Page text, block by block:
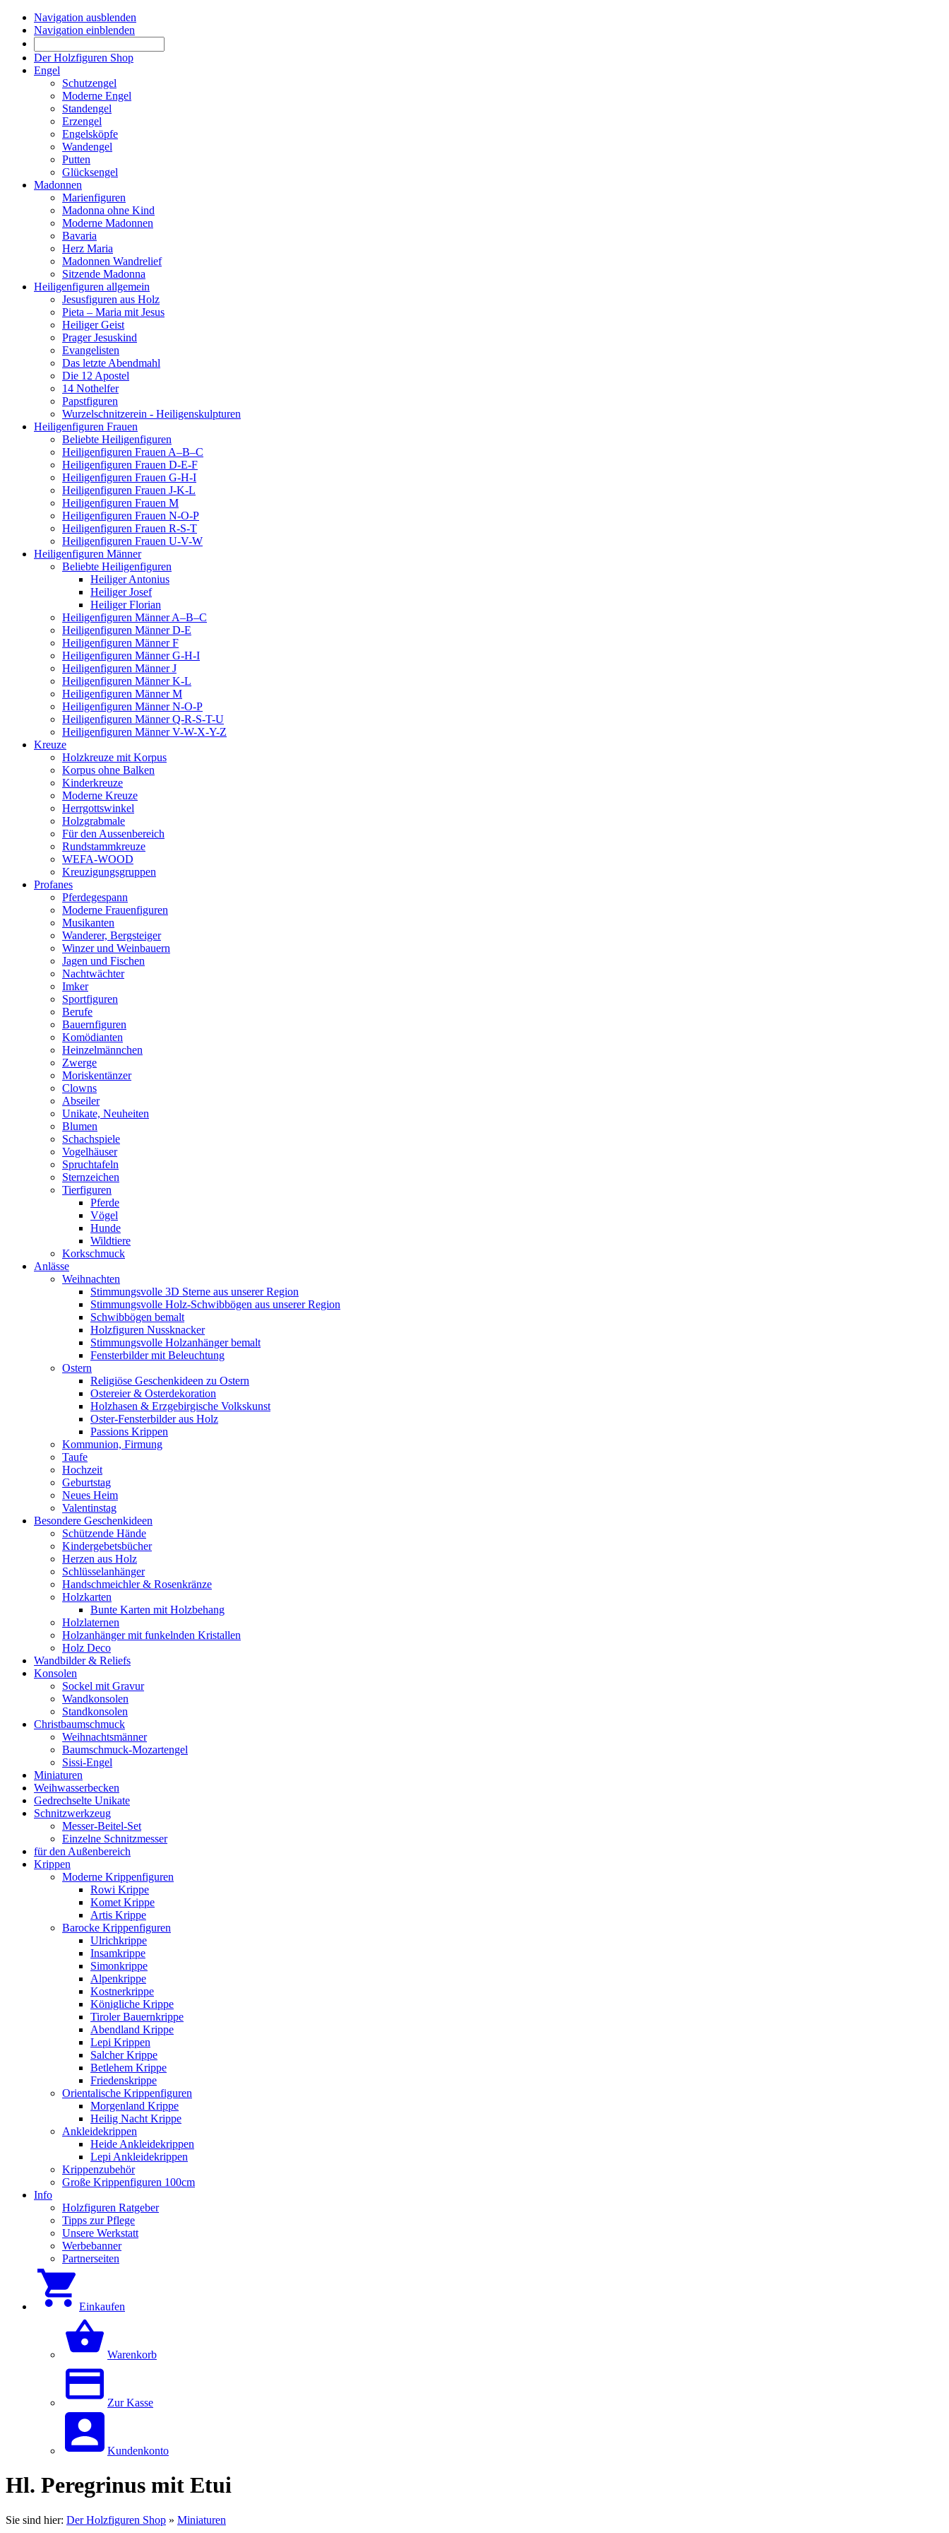
Navigation ausblenden
Navigation einblenden
Der Holzfiguren Shop
Engel
Schutzengel
Moderne Engel
Standengel
Erzengel
Engelsköpfe
Wandengel
Putten
Glücksengel
Madonnen
Marienfiguren
Madonna ohne Kind
Moderne Madonnen
Bavaria
Herz Maria
Madonnen Wandrelief
Sitzende Madonna
Heiligenfiguren allgemein
Jesusfiguren aus Holz
Pieta – Maria mit Jesus
Heiliger Geist
Prager Jesuskind
Evangelisten
Das letzte Abendmahl
Die 12 Apostel
14 Nothelfer
Papstfiguren
Wurzelschnitzerein - Heiligenskulpturen
Heiligenfiguren Frauen
Beliebte Heiligenfiguren
Heiligenfiguren Frauen A–B–C
Heiligenfiguren Frauen D-E-F
Heiligenfiguren Frauen G-H-I
Heiligenfiguren Frauen J-K-L
Heiligenfiguren Frauen M
Heiligenfiguren Frauen N-O-P
Heiligenfiguren Frauen R-S-T
Heiligenfiguren Frauen U-V-W
Heiligenfiguren Männer
Beliebte Heiligenfiguren
Heiliger Antonius
Heiliger Josef
Heiliger Florian
Heiligenfiguren Männer A–B–C
Heiligenfiguren Männer D-E
Heiligenfiguren Männer F
Heiligenfiguren Männer G-H-I
Heiligenfiguren Männer J
Heiligenfiguren Männer K-L
Heiligenfiguren Männer M
Heiligenfiguren Männer N-O-P
Heiligenfiguren Männer Q-R-S-T-U
Heiligenfiguren Männer V-W-X-Y-Z
Kreuze
Holzkreuze mit Korpus
Korpus ohne Balken
Kinderkreuze
Moderne Kreuze
Herrgottswinkel
Holzgrabmale
Für den Aussenbereich
Rundstammkreuze
WEFA-WOOD
Kreuzigungsgruppen
Profanes
Pferdegespann
Moderne Frauenfiguren
Musikanten
Wanderer, Bergsteiger
Winzer und Weinbauern
Jagen und Fischen
Nachtwächter
Imker
Sportfiguren
Berufe
Bauernfiguren
Komödianten
Heinzelmännchen
Zwerge
Moriskentänzer
Clowns
Abseiler
Unikate, Neuheiten
Blumen
Schachspiele
Vogelhäuser
Spruchtafeln
Sternzeichen
Tierfiguren
Pferde
Vögel
Hunde
Wildtiere
Korkschmuck
Anlässe
Weihnachten
Stimmungsvolle 3D Sterne aus unserer Region
Stimmungsvolle Holz-Schwibbögen aus unserer Region
Schwibbögen bemalt
Holzfiguren Nussknacker
Stimmungsvolle Holzanhänger bemalt
Fensterbilder mit Beleuchtung
Ostern
Religiöse Geschenkideen zu Ostern
Ostereier & Osterdekoration
Holzhasen & Erzgebirgische Volkskunst
Oster-Fensterbilder aus Holz
Passions Krippen
Kommunion, Firmung
Taufe
Hochzeit
Geburtstag
Neues Heim
Valentinstag
Besondere Geschenkideen
Schützende Hände
Kindergebetsbücher
Herzen aus Holz
Schlüsselanhänger
Handschmeichler & Rosenkränze
Holzkarten
Bunte Karten mit Holzbehang
Holzlaternen
Holzanhänger mit funkelnden Kristallen
Holz Deco
Wandbilder & Reliefs
Konsolen
Sockel mit Gravur
Wandkonsolen
Standkonsolen
Christbaumschmuck
Weihnachtsmänner
Baumschmuck-Mozartengel
Sissi-Engel
Miniaturen
Weihwasserbecken
Gedrechselte Unikate
Schnitzwerkzeug
Messer-Beitel-Set
Einzelne Schnitzmesser
für den Außenbereich
Krippen
Moderne Krippenfiguren
Rowi Krippe
Komet Krippe
Artis Krippe
Barocke Krippenfiguren
Ulrichkrippe
Insamkrippe
Simonkrippe
Alpenkrippe
Kostnerkrippe
Königliche Krippe
Tiroler Bauernkrippe
Abendland Krippe
Lepi Krippen
Salcher Krippe
Betlehem Krippe
Friedenskrippe
Orientalische Krippenfiguren
Morgenland Krippe
Heilig Nacht Krippe
Ankleidekrippen
Heide Ankleidekrippen
Lepi Ankleidekrippen
Krippenzubehör
Große Krippenfiguren 100cm
Info
Holzfiguren Ratgeber
Tipps zur Pflege
Unsere Werkstatt
Werbebanner
Partnerseiten
Einkaufen
Warenkorb
Zur Kasse
Kundenkonto
Hl. Peregrinus mit Etui
Sie sind hier: Der Holzfiguren Shop » Miniaturen